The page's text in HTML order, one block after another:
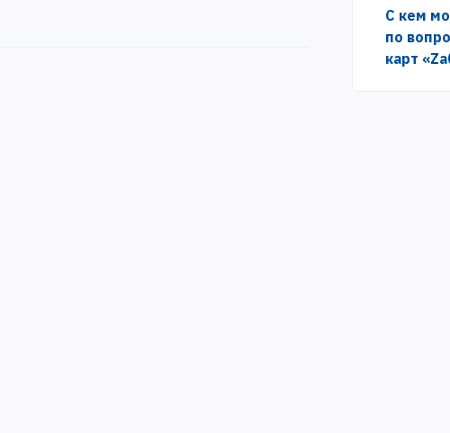
С кем
по
карт